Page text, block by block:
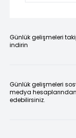
Günlük gelişmeleri
indirin
Günlük gelişmeleri
medya
edebilirsiniz.